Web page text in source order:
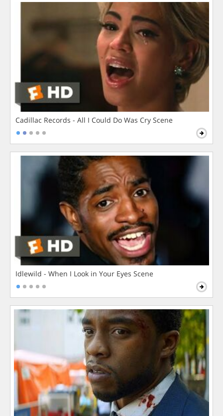
Cadillac Records - All I Could Do Was Cry Scene
Idlewild - When I Look in Your Eyes Scene